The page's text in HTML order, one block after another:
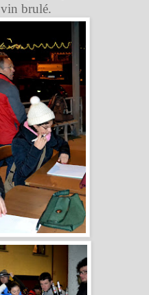
vin brulé.